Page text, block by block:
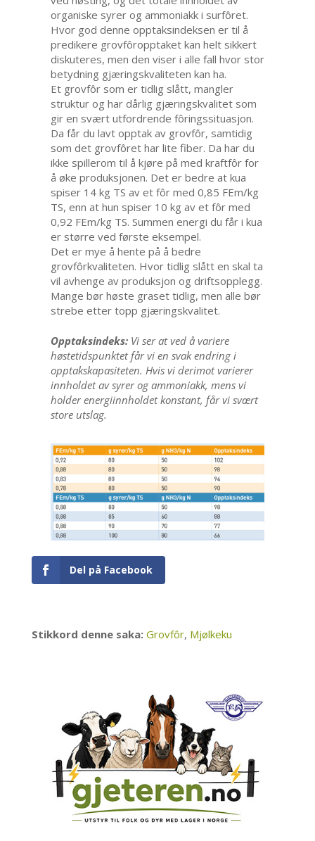
organiske syrer og ammoniakk i surfôret.
Hvor god denne opptaksindeksen er til å
predikere grovfôropptaket kan helt sikkert
diskuteres, men den viser i alle fall hvor stor
betydning gjæringskvaliteten kan ha.
Et grovfôr som er tidlig slått, mangler
struktur og har dårlig gjæringskvalitet som
gir en svært utfordrende fôringssituasjon.
Da får du lavt opptak av grovfôr, samtidig
som det grovfôret har lite fiber. Da har du
ikke spillerom til å kjøre på med kraftfôr for
å øke produksjonen. Det er bedre at kua
spiser 14 kg TS av et fôr med 0,85 FEm/kg
TS, enn at hun spiser 10 kg av et fôr med
0,92 FEm/kg TS. Summen energi du får i kua
er større ved første eksempel.
Det er mye å hente på å bedre
grovfôrkvaliteten. Hvor tidlig slått en skal ta
vil avhenge av produksjon og driftsopplegg.
Mange bør høste graset tidlig, men alle bør
strebe etter topp gjæringskvalitet.
Opptaksindeks:Vi ser at ved å variere
høstetidspunktet får vi en svak endring i
opptakskapasiteten. Hvis vi derimot varierer
innholdet av syrer og ammoniakk, mens vi
holder energiinnholdet konstant, får vi svært
store utslag.
Del på Facebook
Stikkord denne saka: Grovfôr, Mjølkeku